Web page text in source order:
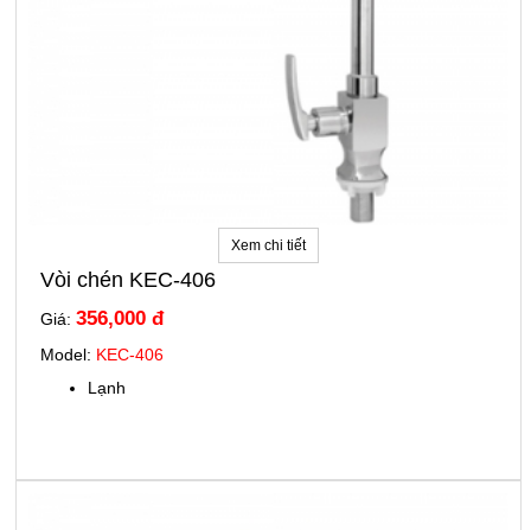
Xem chi tiết
Vòi chén KEC-406
Giá: 356,000 đ
Model: KEC-406
Lạnh